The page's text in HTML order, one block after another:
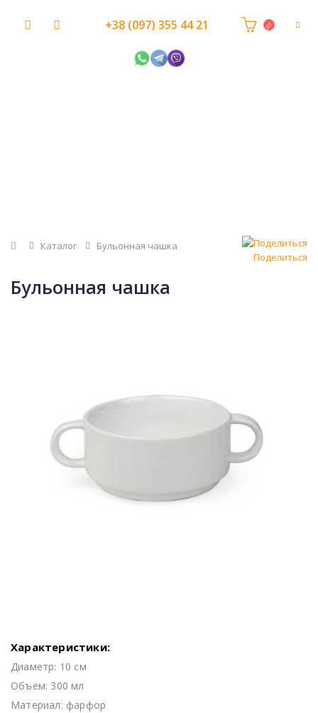
+38 (097) 355 44 21
Главная
Каталог
Бульонная чашка
Поделиться
Бульонная чашка
Характеристики:
Диаметр: 10 см
Объем: 300 мл
Материал: фарфор